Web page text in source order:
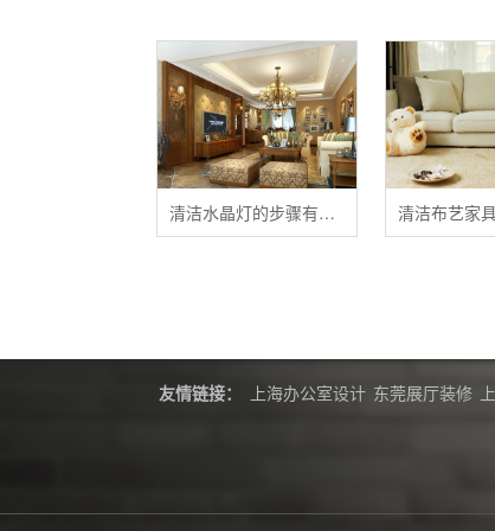
清洁水晶灯的步骤有哪些？
友情链接： 上海办公室设计 东莞展厅装修